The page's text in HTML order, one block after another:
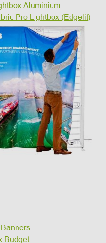
Aluminium
Pro Lightbox (Edgelit)
Budget